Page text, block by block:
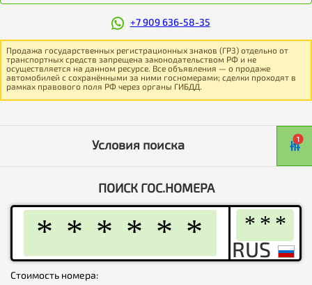
+7 909 636-58-35
Продажа государственных регистрационных знаков (ГРЗ) отдельно от
транспортных средств запрещена законодательством РФ и не
осуществляется на данном ресурсе. Все объявления — о продаже
автомобилей с сохранёнными за ними госномерами; сделки проходят в
рамках правового поля РФ через органы ГИБДД.
Условия поиска 1
ПОИСК ГОС.НОМЕРА
Стоимость номера: